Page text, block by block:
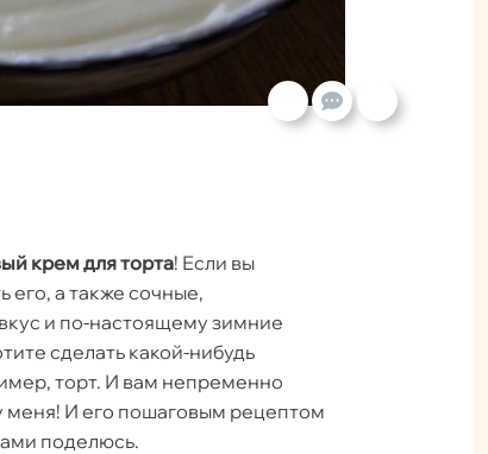
крем для торта! Если вы
его, а также сочные,
и по-настоящему зимние
сделать какой-нибудь
торт. И вам непременно
меня! И его пошаговым рецептом
поделюсь.